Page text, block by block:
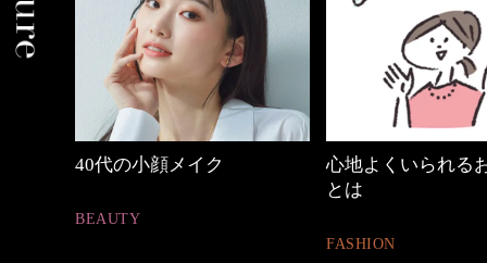
40代の小顔メイク
BEAUTY
心地よくいられる
とは
FASHION